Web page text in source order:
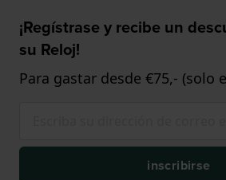
¡Regístrase y recibe un
su Reloj!
Para gastar desde €75,- (solo
inscribirse